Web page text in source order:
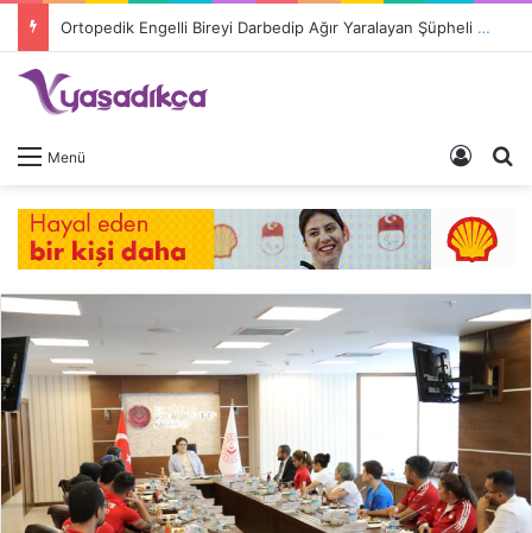
Ortopedik Engelli Bireyi Darbedip Ağır Yaralayan Şüpheli Tutuklandı
Menü Giriş